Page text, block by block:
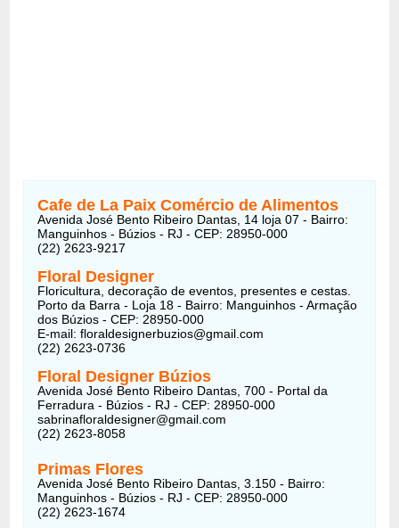
Cafe de La Paix Comércio de Alimentos
Avenida José Bento Ribeiro Dantas, 14 loja 07 - Bairro:
Manguinhos - Búzios - RJ - CEP: 28950-000
(22) 2623-9217
Floral Designer
Floricultura, decoração de eventos, presentes e cestas.
Porto da Barra - Loja 18 - Bairro: Manguinhos - Armação
dos Búzios - CEP: 28950-000
E-mail: floraldesignerbuzios@gmail.com
(22) 2623-0736
Floral Designer Búzios
Avenida José Bento Ribeiro Dantas, 700 - Portal da
Ferradura - Búzios - RJ - CEP: 28950-000
sabrinafloraldesigner@gmail.com
(22) 2623-8058
Primas Flores
Avenida José Bento Ribeiro Dantas, 3.150 - Bairro:
Manguinhos - Búzios - RJ - CEP: 28950-000
(22) 2623-1674